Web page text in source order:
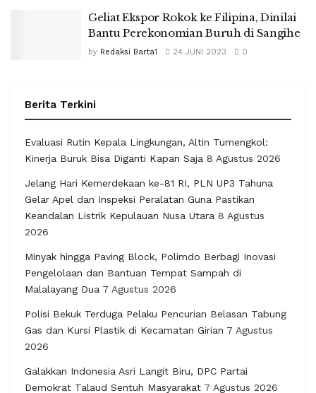
Geliat Ekspor Rokok ke Filipina, Dinilai
Bantu Perekonomian Buruh di Sangihe
by Redaksi Barta1 24 JUNI 2023 0
Berita Terkini
Evaluasi Rutin Kepala Lingkungan, Altin Tumengkol:
Kinerja Buruk Bisa Diganti Kapan Saja 8 Agustus 2026
Jelang Hari Kemerdekaan ke-81 RI, PLN UP3 Tahuna
Gelar Apel dan Inspeksi Peralatan Guna Pastikan
Keandalan Listrik Kepulauan Nusa Utara 8 Agustus
2026
Minyak hingga Paving Block, Polimdo Berbagi Inovasi
Pengelolaan dan Bantuan Tempat Sampah di
Malalayang Dua 7 Agustus 2026
Polisi Bekuk Terduga Pelaku Pencurian Belasan Tabung
Gas dan Kursi Plastik di Kecamatan Girian 7 Agustus
2026
Galakkan Indonesia Asri Langit Biru, DPC Partai
Demokrat Talaud Sentuh Masyarakat 7 Agustus 2026